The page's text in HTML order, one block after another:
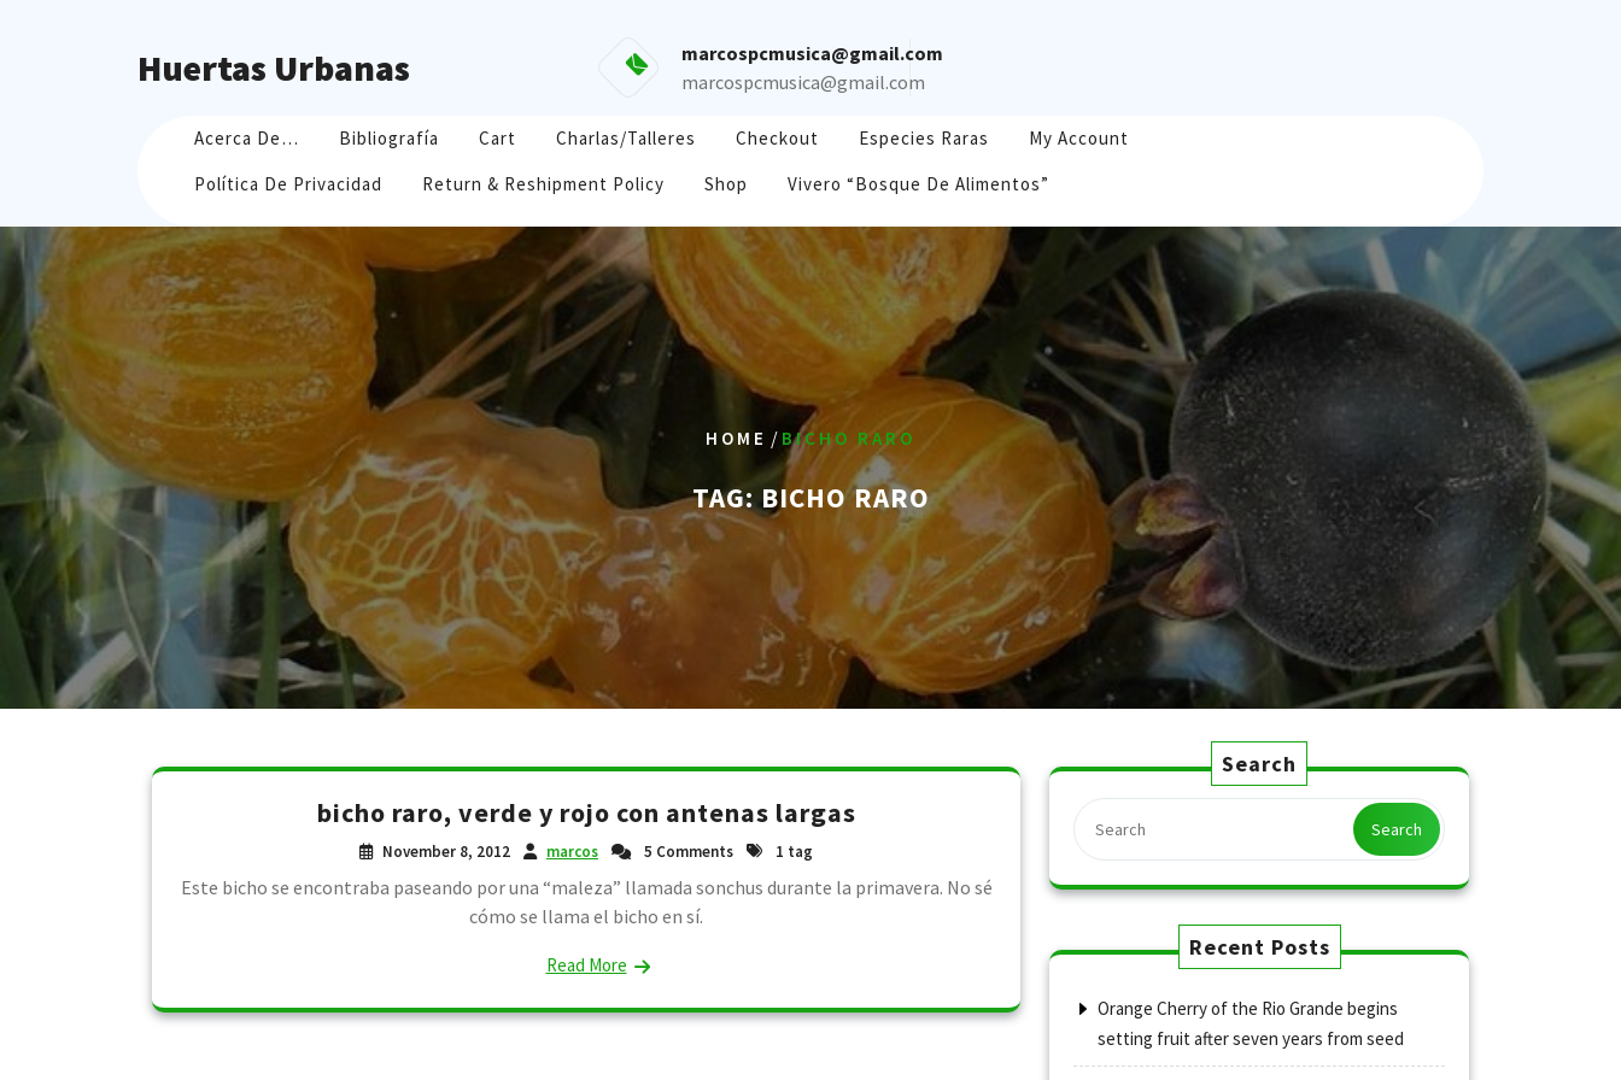
Huertas Urbanas
marcospcmusica@gmail.com
marcospcmusica@gmail.com
Acerca De… Bibliografía Cart Charlas/Talleres Checkout Especies Raras
My Account
Política De Privacidad
Return & Reshipment Policy Shop Vivero “Bosque De Alimentos”
HOME / BICHO RARO
TAG:BICHO RARO
bicho raro, verde y rojo con antenas largas
November 8, 2012 marcos 5 Comments 1 tag
Este bicho se encontraba paseando por una “maleza” llamada sonchus durante la primavera. No sé
cómo se llama el bicho en sí.
Read More
Search
Search
Recent Posts
Orange Cherry of the Rio Grande begins
setting fruit after seven years from seed